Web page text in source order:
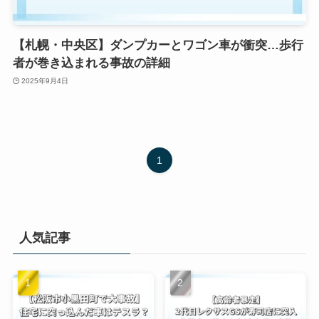
【札幌・中央区】ダンプカーとワゴン車が衝突…歩行
者が巻き込まれる事故の詳細
2025年9月4日
1
人気記事